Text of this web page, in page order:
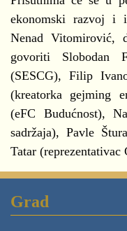
ekonomski razvoj i
Nenad Vitomirović,
govoriti Slobodan
(SESCG), Filip
(kreatorka gejming
(eFC Budućnost),
sadržaja), Pavle
Tatar (reprezentativac
Grad